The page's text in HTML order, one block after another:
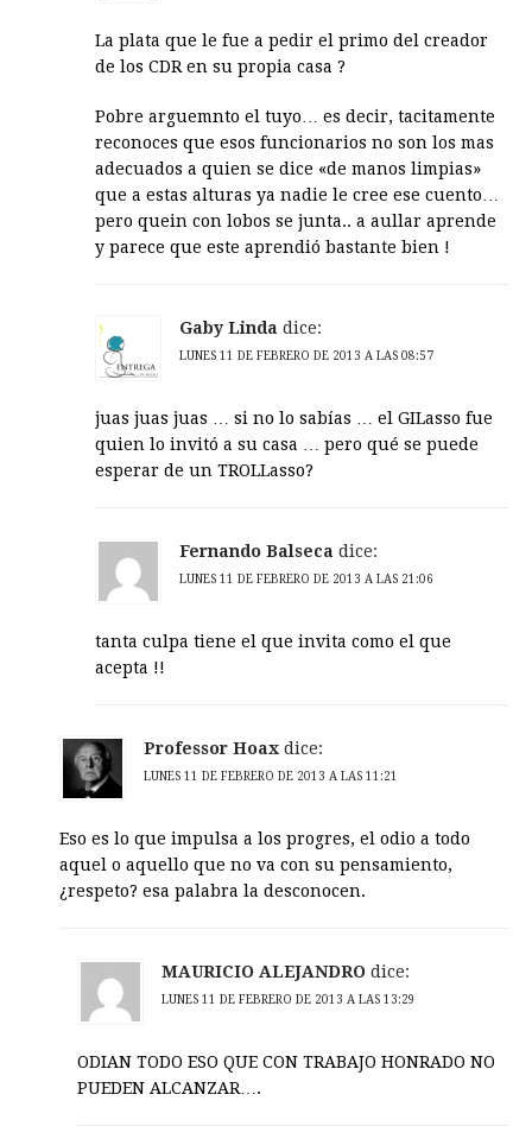
La plata que le fue a pedir el primo del creador
de los CDR en su propia casa ?
Pobre arguemnto el tuyo… es decir, tacitamente
reconoces que esos funcionarios no son los mas
adecuados a quien se dice «de manos limpias»
que a estas alturas ya nadie le cree ese cuento…
pero quein con lobos se junta.. a aullar aprende
y parece que este aprendió bastante bien !
Gaby Linda dice:
LUNES 11 DE FEBRERO DE 2013 A LAS 08:57
juas juas juas … si no lo sabías … el GILasso fue
quien lo invitó a su casa … pero qué se puede
esperar de un TROLLasso?
Fernando Balseca dice:
LUNES 11 DE FEBRERO DE 2013 A LAS 21:06
tanta culpa tiene el que invita como el que
acepta !!
Professor Hoax dice:
LUNES 11 DE FEBRERO DE 2013 A LAS 11:21
Eso es lo que impulsa a los progres, el odio a todo
aquel o aquello que no va con su pensamiento,
¿respeto? esa palabra la desconocen.
MAURICIO ALEJANDRO dice:
LUNES 11 DE FEBRERO DE 2013 A LAS 13:29
ODIAN TODO ESO QUE CON TRABAJO HONRADO NO
PUEDEN ALCANZAR….